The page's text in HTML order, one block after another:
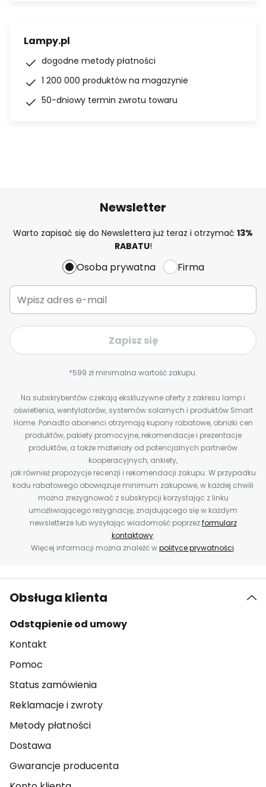
Lampy.pl
dogodne metody płatności
1 200 000 produktów na magazynie
50-dniowy termin zwrotu towaru
Newsletter
Warto zapisać się do Newslettera już teraz i otrzymać 13%
RABATU!
Osoba prywatna Firma
Zapisz się
*599 zł minimalna wartość zakupu.
Na subskrybentów czekają ekskluzywne oferty z zakresu lamp i
oświetlenia, wentylatorów, systemów solarnych i produktów Smart
Home. Ponadto abonenci otrzymają kupony rabatowe, obniżki cen
produktów, pakiety promocyjne, rekomendacje i prezentacje
produktów, a także materiały od potencjalnych partnerów
kooperacyjnych, ankiety,
jak również propozycje recenzji i rekomendacji zakupu. W przypadku
kodu rabatowego obowiązuje minimum zakupowe, w każdej chwili
można zrezygnować z subskrypcji korzystając z linku
umożliwiającego rezygnację, znajdującego się w każdym
newsletterze lub wysyłając wiadomość poprzezformularz
kontaktowy.
Więcej informacji można znaleźć wpolityce prywatności.
Obsługa klienta
Odstąpienie od umowy
Kontakt
Pomoc
Status zamówienia
Reklamacje i zwroty
Metody płatności
Dostawa
Gwarancje producenta